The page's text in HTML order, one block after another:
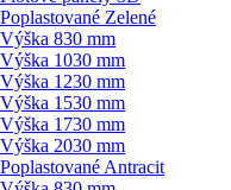
Poplastované Zelené
Výška 830 mm
Výška 1030 mm
Výška 1230 mm
Výška 1530 mm
Výška 1730 mm
Výška 2030 mm
Poplastované Antracit